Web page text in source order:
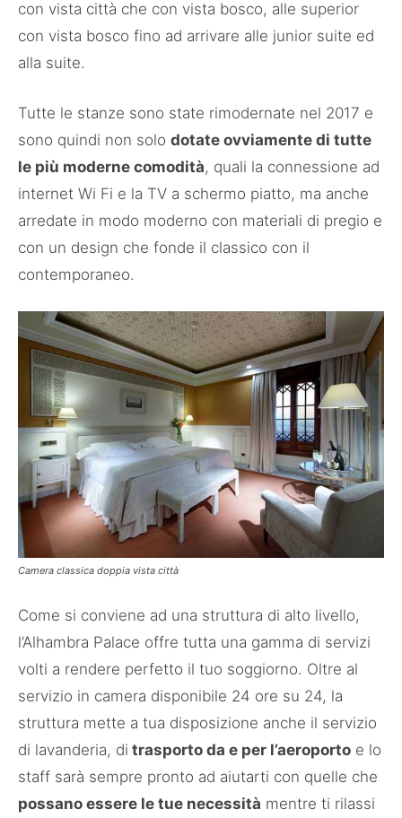
con vista città che con vista bosco, alle superior
con vista bosco fino ad arrivare alle junior suite ed
alla suite.
Tutte le stanze sono state rimodernate nel 2017 e
sono quindi non solo dotate ovviamente di tutte
le più moderne comodità, quali la connessione ad
internet Wi Fi e la TV a schermo piatto, ma anche
arredate in modo moderno con materiali di pregio e
con un design che fonde il classico con il
contemporaneo.
Camera classica doppia vista città
Come si conviene ad una struttura di alto livello,
l’Alhambra Palace offre tutta una gamma di servizi
volti a rendere perfetto il tuo soggiorno. Oltre al
servizio in camera disponibile 24 ore su 24, la
struttura mette a tua disposizione anche il servizio
di lavanderia, di trasporto da e per l’aeroporto e lo
staff sarà sempre pronto ad aiutarti con quelle che
possano essere le tue necessità mentre ti rilassi